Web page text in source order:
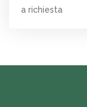
a richiesta